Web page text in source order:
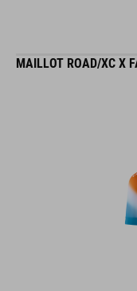
MAILLOT ROAD/XC X